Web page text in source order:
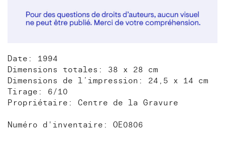
Date: 1994
Dimensions totales: 38 x 28 cm
Dimensions de l’impression: 24,5 x 14 cm
Tirage: 6/10
Propriétaire: Centre de la Gravure
Numéro d'inventaire: OE0806